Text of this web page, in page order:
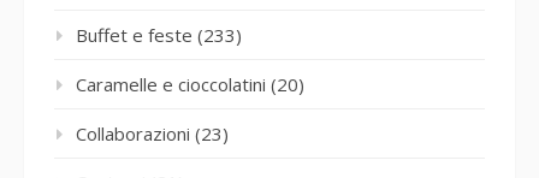
Buffet e feste (233)
Caramelle e cioccolatini (20)
Collaborazioni (23)